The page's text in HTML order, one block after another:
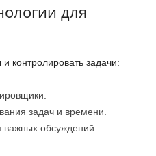
для
контролировать задачи:
задач и времени.
важных обсуждений.